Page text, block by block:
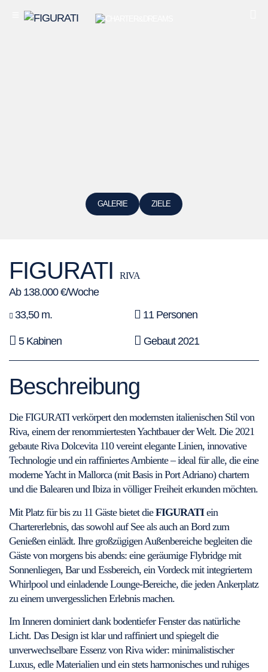
GALERIE ZIELE
FIGURATI RIVA
Ab 138.000 €/Woche
33,50 m.
11 Personen
5 Kabinen Gebaut 2021
Beschreibung
Die FIGURATI verkörpert den modernsten italienischen Stil von
Riva, einem der renommiertesten Yachtbauer der Welt. Die 2021
gebaute Riva Dolcevita 110 vereint elegante Linien, innovative
Technologie und ein raffiniertes Ambiente – ideal für alle, die eine
moderne Yacht in Mallorca (mit Basis in Port Adriano) chartern
und die Balearen und Ibiza in völliger Freiheit erkunden möchten.
Mit Platz für bis zu 11 Gäste bietet dieFIGURATIein
Chartererlebnis, das sowohl auf See als auch an Bord zum
Genießen einlädt. Ihre großzügigen Außenbereiche begleiten die
Gäste von morgens bis abends: eine geräumige Flybridge mit
Sonnenliegen, Bar und Essbereich, ein Vordeck mit integriertem
Whirlpool und einladende Lounge-Bereiche, die jeden Ankerplatz
zu einem unvergesslichen Erlebnis machen.
Im Inneren dominiert dank bodentiefer Fenster das natürliche
Licht. Das Design ist klar und raffiniert und spiegelt die
unverwechselbare Essenz von Riva wider: minimalistischer
Luxus, edle Materialien und ein stets harmonisches und ruhiges